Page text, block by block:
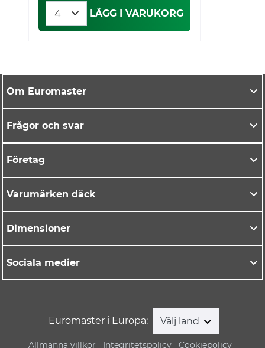
LÄGG I VARUKORG
Om Euromaster
Frågor och svar
Företag
Varumärken däck
Dimensioner
Sociala medier
Euromaster i Europa: Välj land
Allmänna villkor Integritetspolicy Cookiepolicy